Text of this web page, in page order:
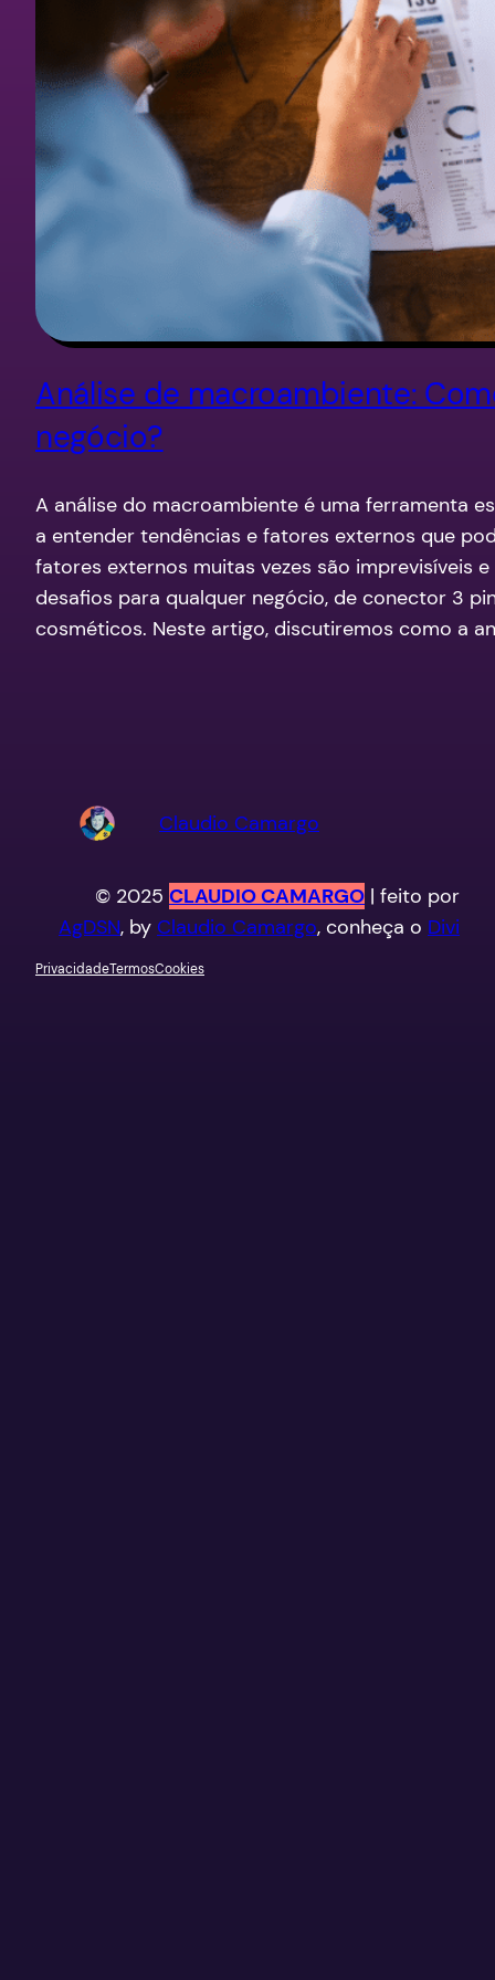
Análise de macroambiente:
negócio?
A análise do macroambiente é uma ferramenta
a entender tendências e fatores externos que
fatores externos muitas vezes são imprevisíveis
desafios para qualquer negócio, de conector 3
cosméticos. Neste artigo, discutiremos como a
Claudio Camargo
© 2025 CLAUDIO CAMARGO | feito por
AgDSN, by Claudio Camargo, conheça o Divi
PrivacidadeTermosCookies